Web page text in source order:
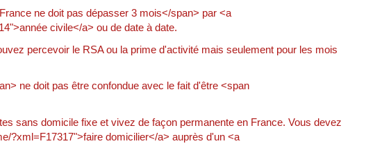
ne doit pas dépasser 3 mois</span> par <a
civile</a> ou de date à date.
percevoir le RSA ou la prime d'activité mais seulement pour les mois
ne doit pas être confondue avec le fait d'être <span
sans domicile fixe et vivez de façon permanente en France. Vous devez
?xml=F17317">faire domicilier</a> auprès d'un <a